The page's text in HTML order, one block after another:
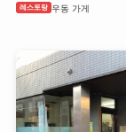
레스토랑 우동 가게